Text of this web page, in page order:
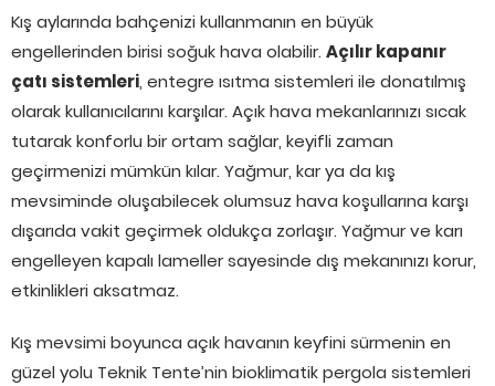
Kış aylarında bahçenizi kullanmanın en büyük
engellerinden birisi soğuk hava olabilir. Açılır kapanır
çatı sistemleri, entegre ısıtma sistemleri ile donatılmış
olarak kullanıcılarını karşılar. Açık hava mekanlarınızı sıcak
tutarak konforlu bir ortam sağlar, keyifli zaman
geçirmenizi mümkün kılar. Yağmur, kar ya da kış
mevsiminde oluşabilecek olumsuz hava koşullarına karşı
dışarıda vakit geçirmek oldukça zorlaşır. Yağmur ve karı
engelleyen kapalı lameller sayesinde dış mekanınızı korur,
etkinlikleri aksatmaz.
Kış mevsimi boyunca açık havanın keyfini sürmenin en
güzel yolu Teknik Tente’nin bioklimatik pergola sistemleri